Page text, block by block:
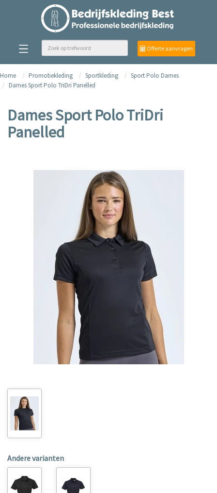
Offerte aanvragen
Home Promotiekleding Sportkleding
Sport Polo Dames
Dames Sport Polo TriDri Panelled
Dames Sport Polo TriDri
Panelled
Andere varianten